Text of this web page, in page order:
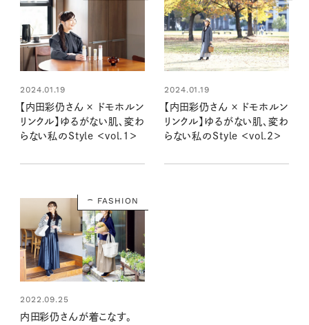
2024.01.19
【内田彩仍さん × ドモホルン
リンクル】ゆるがない肌、変わ
らない私のStyle ＜vol.1＞
2024.01.19
【内田彩仍さん × ドモホルン
リンクル】ゆるがない肌、変わ
らない私のStyle ＜vol.2＞
FASHION
2022.09.25
内田彩仍さんが着こなす。